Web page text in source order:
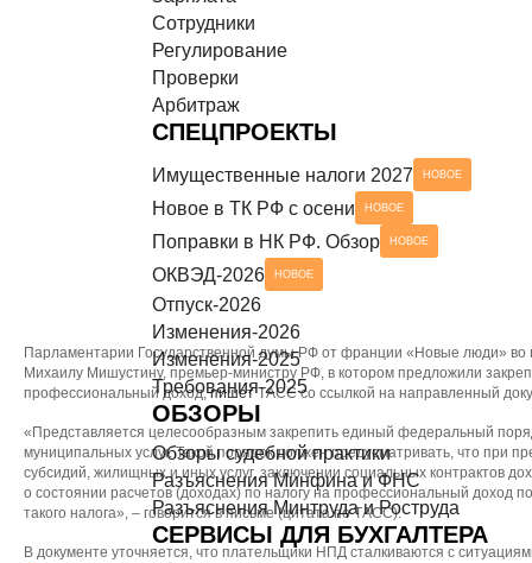
Разъяснения Минтруда и Роструда
СЕРВИСЫ ДЛЯ БУХГАЛТЕРА
Сотрудники
Регулирование
Проверки
Арбитраж
СПЕЦПРОЕКТЫ
Имущественные налоги 2027 НОВОЕ
Новое в ТК РФ с осени НОВОЕ
Поправки в НК РФ. Обзор НОВОЕ
ОКВЭД-2026 НОВОЕ
Отпуск-2026
Изменения-2026
Изменения-2025
Требования-2025
ОБЗОРЫ
Обзоры судебной практики
Разъяснения Минфина и ФНС
Разъяснения Минтруда и Роструда
СЕРВИСЫ ДЛЯ БУХГАЛТЕРА
Парламентарии Государственной думы РФ от франции «Новые люди» во
Михаилу Мишустину, премьер-министру РФ, в котором предложили
профессиональный доход,пишетТАСС со ссылкой на направленный
«Представляется целесообразным закрепить единый федеральный
муниципальных услуг. Такой порядок должен предусматривать, что при
субсидий, жилищных и иных услуг, заключении социальных контрактов
о состоянии расчетов (доходах) по налогу на профессиональный
такого налога», – говорится в письме (цитата по ТАСС).
В документе уточняется, что плательщики НПД сталкиваются с